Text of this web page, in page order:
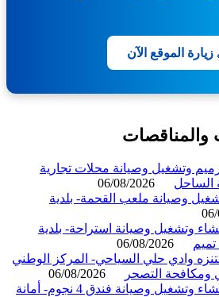
الموقع الآن
وصيانة محلات تجارية
06/08/2026
ملعب القحمة- بلدية
وصيانة استراحة- بلدية
06/08/2026
حلي السياحي- المركز الوطني
التصحر
06/08/2026
منافسة عامة- إنشاء وتشغيل وصيانة فندق 4 نجوم- أمانة